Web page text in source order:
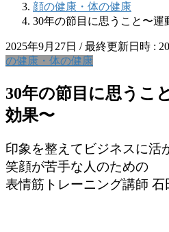
顔の健康・体の健康
30年の節目に思うこと〜運
2025年9月27日 / 最終更新日時 :
の健康・体の健康
30年の節目に思うこ
効果〜
印象を整えてビジネスに活
笑顔が苦手な人のための
表情筋トレーニング講師 石